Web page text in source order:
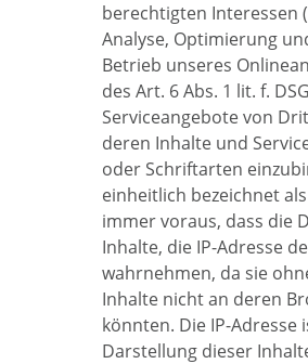
berechtigten Interessen
Analyse, Optimierung
Betrieb unseres
des Art. 6 Abs. 1 lit. f.
Serviceangebote von
deren Inhalte und
oder Schriftarten
einheitlich bezeichnet
immer voraus, dass die
Inhalte, die IP-Adresse
wahrnehmen, da sie
Inhalte nicht an deren
könnten. Die IP-
Darstellung dieser